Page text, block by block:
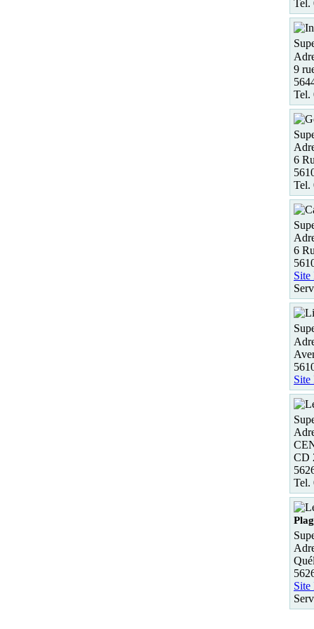
Tel.
9
Tel.
6
Tel.
6
Site
Site
CD
Tel.
Site